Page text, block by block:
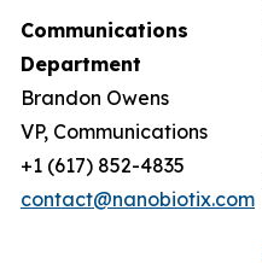
Communications
Department
Brandon Owens
VP, Communications
+1 (617) 852-4835
contact@nanobiotix.com